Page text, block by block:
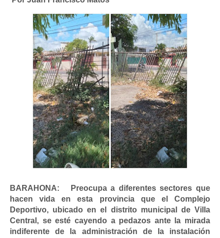
BARAHONA: Preocupa a diferentes sectores que
hacen vida en esta provincia que el Complejo
Deportivo, ubicado en el distrito municipal de Villa
Central, se esté cayendo a pedazos ante la mirada
indiferente de la administración de la instalación